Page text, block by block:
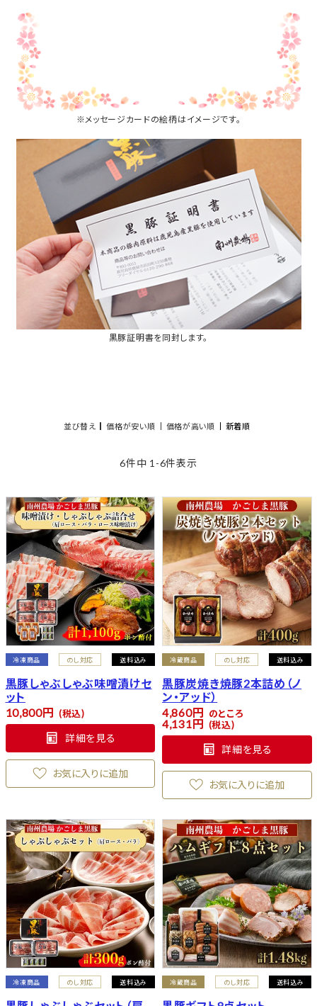
※メッセージカードの絵柄はイメージです。
黒豚証明書を同封します。
並び替え 価格が安い順 価格が高い順 新着順
6件中 1 -6件表示
冷凍商品 のし対応 送料込み
黒豚しゃぶしゃぶ味噌漬けセ
ット
10,800 税込
詳細を見る
お気に入りに追加
冷蔵商品 のし対応 送料込み
黒豚炭焼き焼豚2本詰め（ノ
ン・アッド）
4,860 のところ
4,131 税込
詳細を見る
お気に入りに追加
冷凍商品 のし対応 送料込み 冷蔵商品 のし対応 送料込み